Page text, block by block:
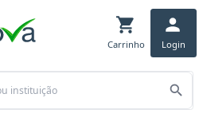
Carrinho Login